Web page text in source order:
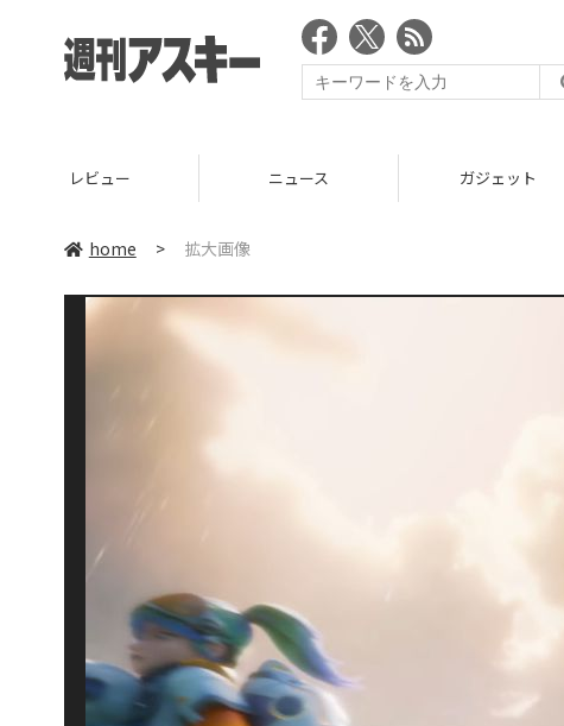
レビュー ニュース ガジェット
home > 拡大画像